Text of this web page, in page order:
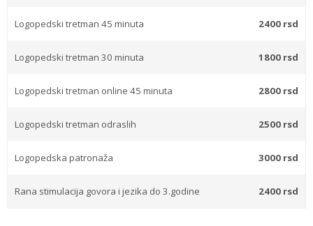
Logopedski tretman 45 minuta 2400 rsd
Logopedski tretman 30 minuta 1800 rsd
Logopedski tretman online 45 minuta 2800 rsd
Logopedski tretman odraslih 2500 rsd
Logopedska patronaža 3000 rsd
Rana stimulacija govora i jezika do 3.godine 2400 rsd